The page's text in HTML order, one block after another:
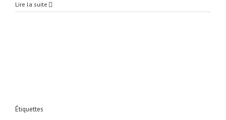
C
Lire la suite
Étiquettes